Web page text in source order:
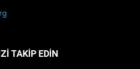
TAKİP EDİN